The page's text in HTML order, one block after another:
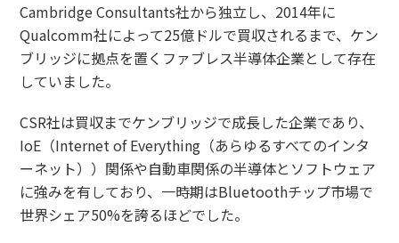
Cambridge Consultants社から独立し、2014年に
Qualcomm社によって25億ドルで買収されるまで、ケン
ブリッジに拠点を置くファブレス半導体企業として存在
していました。
CSR社は買収までケンブリッジで成長した企業であり、
IoE（Internet of Everything（あらゆるすべてのインタ
ーネット））関係や自動車関係の半導体とソフトウェア
に強みを有しており、一時期はBluetoothチップ市場で
世界シェア50%を誇るほどでした。